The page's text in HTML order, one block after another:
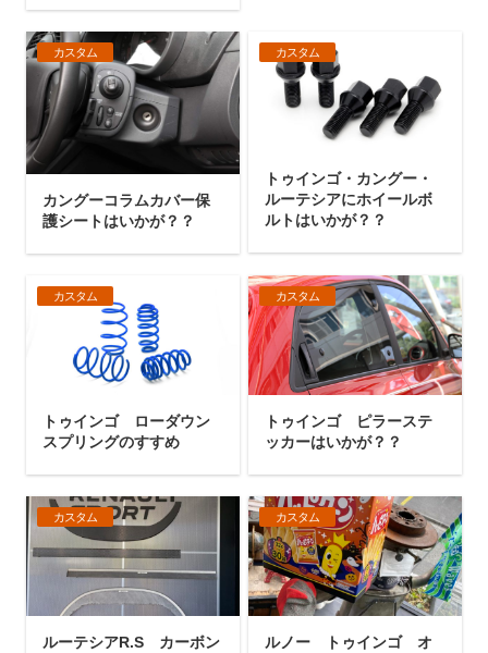
カスタム
カングーコラムカバー保
護シートはいかが？？
カスタム
トゥインゴ・カングー・
ルーテシアにホイールボ
ルトはいかが？？
カスタム
トゥインゴ ローダウン
スプリングのすすめ
カスタム
トゥインゴ ピラーステ
ッカーはいかが？？
カスタム
ルーテシアR.S カーボン
カスタム
ルノー トゥインゴ オ